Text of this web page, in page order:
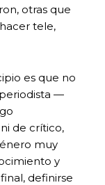
otras que
tele,
es que no
—
de crítico,
muy
y
definirse